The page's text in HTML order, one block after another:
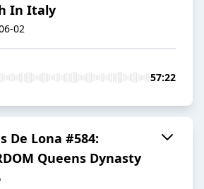
In Italy
02
57:22
De Lona #584:
Queens Dynasty